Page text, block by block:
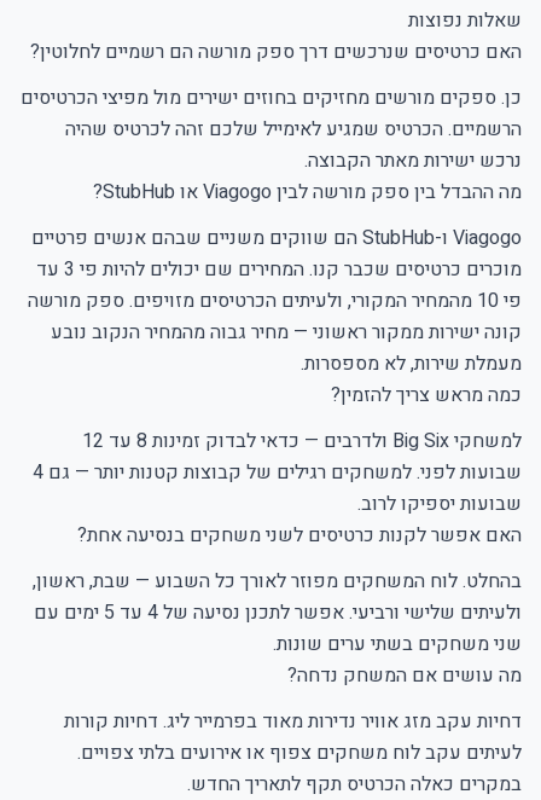
שאלות נפוצות
האם כרטיסים שנרכשים דרך ספק מורשה הם רשמיים לחלוטין?
כן. ספקים מורשים מחזיקים בחוזים ישירים מול מפיצי הכרטיסים
הרשמיים. הכרטיס שמגיע לאימייל שלכם זהה לכרטיס שהיה
נרכש ישירות מאתר הקבוצה.
מה ההבדל בין ספק מורשה לבין Viagogo או StubHub?
Viagogo ו-StubHub הם שווקים משניים שבהם אנשים פרטיים
מוכרים כרטיסים שכבר קנו. המחירים שם יכולים להיות פי 3 עד
פי 10 מהמחיר המקורי, ולעיתים הכרטיסים מזויפים. ספק מורשה
קונה ישירות ממקור ראשוני — מחיר גבוה מהמחיר הנקוב נובע
מעמלת שירות, לא מספסרות.
כמה מראש צריך להזמין?
למשחקי Big Six ולדרבים — כדאי לבדוק זמינות 8 עד 12
שבועות לפני. למשחקים רגילים של קבוצות קטנות יותר — גם 4
שבועות יספיקו לרוב.
האם אפשר לקנות כרטיסים לשני משחקים בנסיעה אחת?
בהחלט. לוח המשחקים מפוזר לאורך כל השבוע — שבת, ראשון,
ולעיתים שלישי ורביעי. אפשר לתכנן נסיעה של 4 עד 5 ימים עם
שני משחקים בשתי ערים שונות.
מה עושים אם המשחק נדחה?
דחיות עקב מזג אוויר נדירות מאוד בפרמייר ליג. דחיות קורות
לעיתים עקב לוח משחקים צפוף או אירועים בלתי צפויים.
במקרים כאלה הכרטיס תקף לתאריך החדש.